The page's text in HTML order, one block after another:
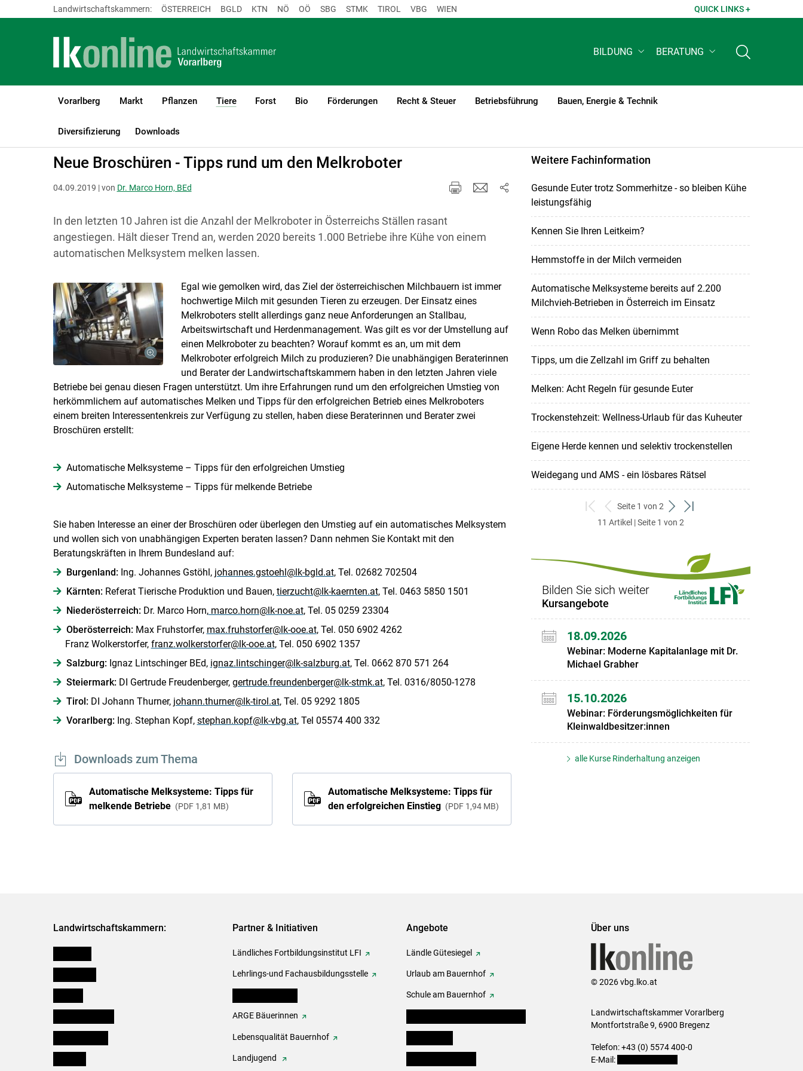
Skip to main content
Landwirtschaftskammern: ÖSTERREICH BGLD KTN NÖ OÖ SBG STMK TIROL VBG WIEN QUICK LINKS +
BILDUNG BERATUNG
Vorarlberg Markt Pflanzen Tiere
(current)1
Forst Bio Förderungen Recht & Steuer Betriebsführung Bauen, Energie & Technik
Diversifizierung Downloads
LK Vorarlberg Tiere Rinder Melken & Eutergesundheit
Neue Broschüren - Tipps rund um den Melkroboter
04.09.2019 | von Dr. Marco Horn, BEd
In den letzten 10 Jahren ist die Anzahl der Melkroboter in Österreichs Ställen rasant
angestiegen. Hält dieser Trend an, werden 2020 bereits 1.000 Betriebe ihre Kühe von einem
automatischen Melksystem melken lassen.
Egal wie gemolken wird, das Ziel der österreichischen Milchbauern ist immer
hochwertige Milch mit gesunden Tieren zu erzeugen. Der Einsatz eines
Melkroboters stellt allerdings ganz neue Anforderungen an Stallbau,
Arbeitswirtschaft und Herdenmanagement. Was gilt es vor der Umstellung auf
einen Melkroboter zu beachten? Worauf kommt es an, um mit dem
Melkroboter erfolgreich Milch zu produzieren? Die unabhängigen Beraterinnen
und Berater der Landwirtschaftskammern haben in den letzten Jahren viele
Betriebe bei genau diesen Fragen unterstützt. Um ihre Erfahrungen rund um den erfolgreichen Umstieg von
herkömmlichem auf automatisches Melken und Tipps für den erfolgreichen Betrieb eines Melkroboters
einem breiten Interessentenkreis zur Verfügung zu stellen, haben diese Beraterinnen und Berater zwei
Broschüren erstellt:
Automatische Melksysteme – Tipps für den erfolgreichen Umstieg
Automatische Melksysteme – Tipps für melkende Betriebe
Sie haben Interesse an einer der Broschüren oder überlegen den Umstieg auf ein automatisches Melksystem
und wollen sich von unabhängigen Experten beraten lassen? Dann nehmen Sie Kontakt mit den
Beratungskräften in Ihrem Bundesland auf:
Burgenland: Ing. Johannes Gstöhl, johannes.gstoehl@lk-bgld.at, Tel. 02682 702504
Kärnten:Referat Tierische Produktion und Bauen, tierzucht@lk-kaernten.at, Tel. 0463 5850 1501
Niederösterreich:Dr. Marco Horn,marco.horn@lk-noe.at, Tel. 05 0259 23304
Oberösterreich: Max Fruhstorfer, max.fruhstorfer@lk-ooe.at, Tel. 050 6902 4262
Franz Wolkerstorfer, franz.wolkerstorfer@lk-ooe.at, Tel. 050 6902 1357
Salzburg:Ignaz Lintschinger BEd, ignaz.lintschinger@lk-salzburg.at, Tel. 0662 870 571 264
Steiermark:DI Gertrude Freudenberger, gertrude.freundenberger@lk-stmk.at, Tel. 0316/8050-1278
Tirol:DI Johann Thurner, johann.thurner@lk-tirol.at, Tel. 05 9292 1805
Vorarlberg:Ing. Stephan Kopf, stephan.kopf@lk-vbg.at, Tel 05574 400 332
Downloads zum Thema
Automatische Melksysteme: Tipps für
melkende Betriebe
PDF 1,81 MB
Automatische Melksysteme: Tipps für
den erfolgreichen Einstieg
PDF 1,94 MB
Weitere Fachinformation
Gesunde Euter trotz Sommerhitze - so bleiben Kühe
leistungsfähig
Kennen Sie Ihren Leitkeim?
Hemmstoffe in der Milch vermeiden
Automatische Melksysteme bereits auf 2.200
Milchvieh-Betrieben in Österreich im Einsatz
Wenn Robo das Melken übernimmt
Tipps, um die Zellzahl im Griff zu behalten
Melken: Acht Regeln für gesunde Euter
Trockenstehzeit: Wellness-Urlaub für das Kuheuter
Eigene Herde kennen und selektiv trockenstellen
Weidegang und AMS - ein lösbares Rätsel
zum
ersten
zurück
zum
Seite 1 von 2
weiter
zum
zum
11 Artikel | Seite 1 von 2
Bilden Sie sich weiter
Kursangebote
18.09.2026
Webinar: Moderne Kapitalanlage mit Dr.
Michael Grabher
15.10.2026
Webinar: Förderungsmöglichkeiten für
Kleinwaldbesitzer:innen
alle Kurse Rinderhaltung anzeigen
Landwirtschaftskammern: Partner & Initiativen
Ländliches Fortbildungsinstitut LFI
Lehrlings-und Fachausbildungsstelle
ARGE Bäuerinnen
Lebensqualität Bauernhof
Landjugend
Angebote
Ländle Gütesiegel
Urlaub am Bauernhof
Schule am Bauernhof
Über uns
© 2026 vbg.lko.at
Landwirtschaftskammer Vorarlberg
Montfortstraße 9, 6900 Bregenz
Telefon: +43 (0) 5574 400-0
E-Mail: